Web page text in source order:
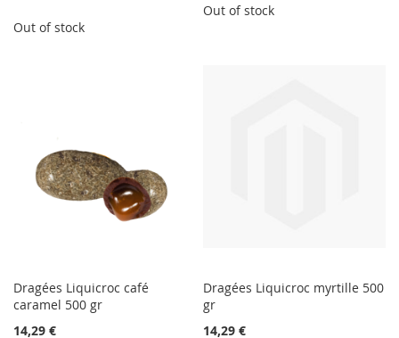
Out of stock
Out of stock
Dragées Liquicroc café
caramel 500 gr
14,29 €
Dragées Liquicroc myrtille 500
gr
14,29 €